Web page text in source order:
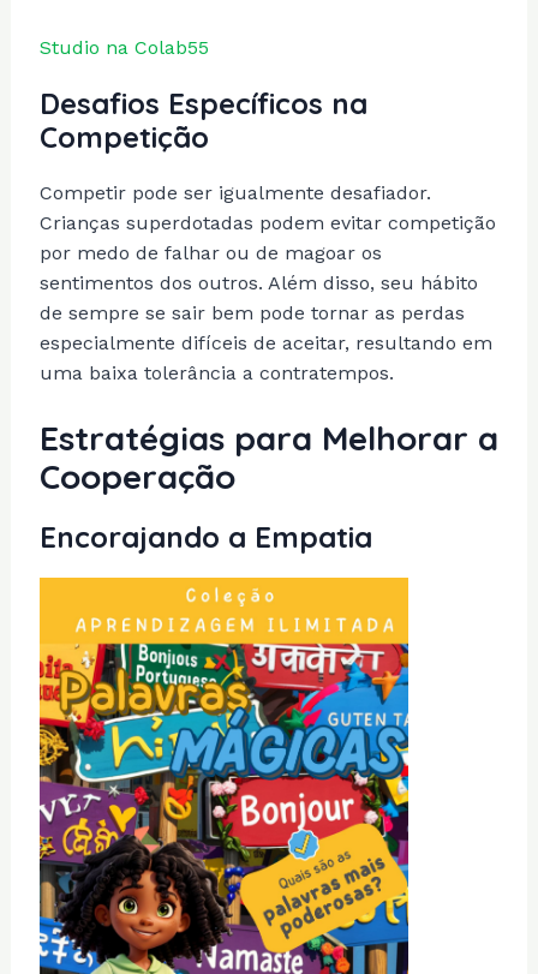
Studio na Colab55
Desafios Específicos na
Competição
Competir pode ser igualmente desafiador.
Crianças superdotadas podem evitar competição
por medo de falhar ou de magoar os
sentimentos dos outros. Além disso, seu hábito
de sempre se sair bem pode tornar as perdas
especialmente difíceis de aceitar, resultando em
uma baixa tolerância a contratempos.
Estratégias para Melhorar a
Cooperação
Encorajando a Empatia